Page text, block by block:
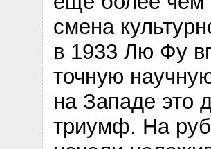
смена
в 1933 Лю Фу
точную
на Западе это
триумф. На